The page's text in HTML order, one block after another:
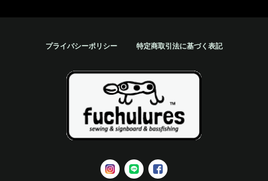
プライバシーポリシー 特定商取引法に基づく表記